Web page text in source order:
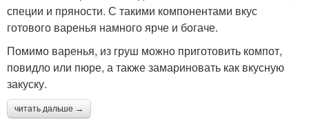
специи и пряности. С такими компонентами вкус
готового варенья намного ярче и богаче.
Помимо варенья, из груш можно приготовить компот,
повидло или пюре, а также замариновать как вкусную
закуску.
читать дальше →